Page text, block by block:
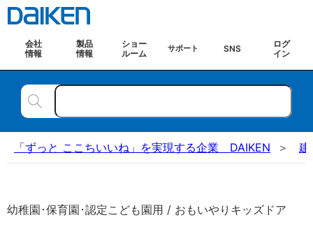
会社
情報
製品
情報
ショー
ルーム
サポート SNS
ログ
イン
「ずっと ここちいいね」を実現する企業 DAIKEN 建
幼稚園･保育園･認定こども園用 / おもいやりキッズドア